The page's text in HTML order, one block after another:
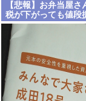
【悲報】お弁当屋さ
税が下がっても値段